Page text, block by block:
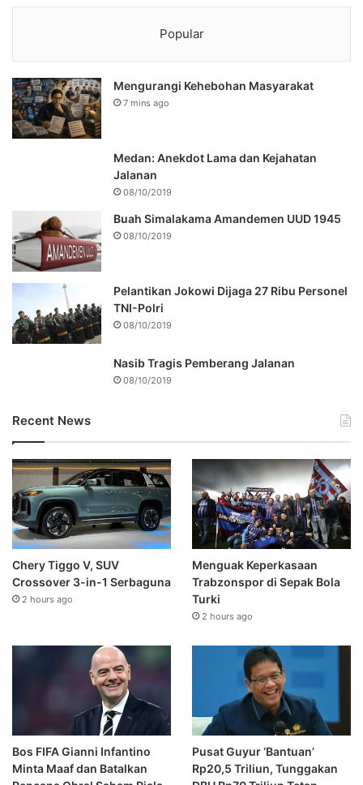
Popular
Mengurangi Kehebohan Masyarakat
7 mins ago
Medan: Anekdot Lama dan Kejahatan
Jalanan
08/10/2019
Buah Simalakama Amandemen UUD 1945
08/10/2019
Pelantikan Jokowi Dijaga 27 Ribu Personel
TNI-Polri
08/10/2019
Nasib Tragis Pemberang Jalanan
08/10/2019
Recent News
Chery Tiggo V, SUV
Crossover 3-in-1 Serbaguna
2 hours ago
Menguak Keperkasaan
Trabzonspor di Sepak Bola
Turki
2 hours ago
Bos FIFA Gianni Infantino
Minta Maaf dan Batalkan
Pusat Guyur ‘Bantuan’
Rp20,5 Triliun, Tunggakan